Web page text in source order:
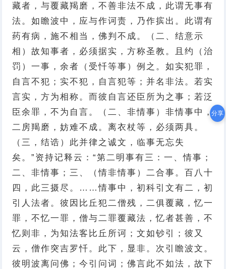
藏者，与覆藏羯磨，不善非法不成，此谓无事有
法。如瞻波中，应与作诃责，乃作摈出。此谓有
药有病，施不相当，佛判不成。（二、结意示
相）故知事者，必须据实，方称圣教。且约（治
罚）一事，余者（受忏等事）例之。如实犯罪，
自言不犯；实不犯，自言犯等；并名非法。若实
言实，方为相称。而彼自言还臣所为之事；若泛
臣余罪，不为自言。（二、非情事）非情事中，
二房羯磨，妨难不成。离衣杖等，必须两具。
（三，结诰）此并律之诚文，临事无忘失
矣。”资持记释云：“第二明事有三：一、情事；
二、非情事；三、（情非情事）二合事。百八十
四，此三摄尽。……情事中，初科引文有二，初
引人法者。彼因比丘犯二僧残，二俱覆藏，忆一
罪，不忆一罪，僧与二罪覆藏法，忆者甚善，不
忆则非，为知法客比丘所诃；文如钞引；彼又
云，僧作突吉罗忏。此下，显非。次引瞻波文。
彼明波离问佛；今引问词；佛言此不如法，故下
分享